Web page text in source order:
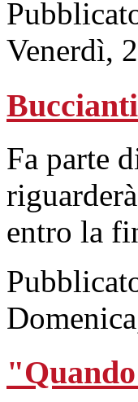
Venerdì,
Fa parte
entro la